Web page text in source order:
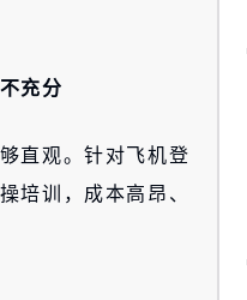
充分
直观。针对飞机登
培训，成本高昂、